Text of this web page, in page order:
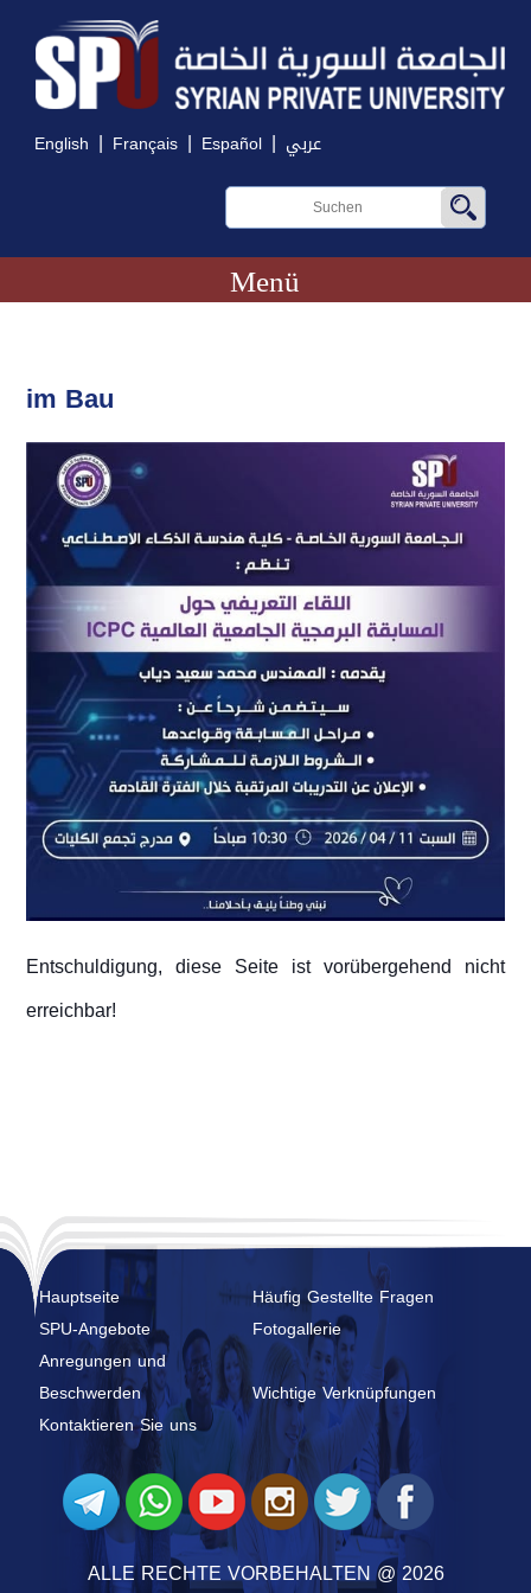
English | Français | Español | عربي
Menü
im Bau
Entschuldigung, diese Seite ist vorübergehend nicht
erreichbar!
Hauptseite
Häufig Gestellte Fragen
SPU-Angebote
Fotogallerie
Anregungen und
Beschwerden
Wichtige Verknüpfungen
Kontaktieren Sie uns
ALLE RECHTE VORBEHALTEN @ 2026